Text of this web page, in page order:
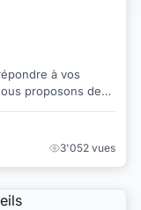
proposons des
3'052 vues